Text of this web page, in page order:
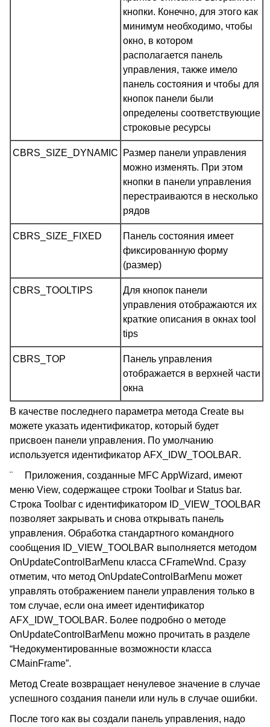
кнопки. Конечно, для этого как
минимум необходимо, чтобы
окно, в котором
располагается панель
управления, также имело
панель состояния и чтобы для
кнопок панели были
определены соответствующие
строковые ресурсы
CBRS_SIZE_DYNAMIC
Размер панели управления
можно изменять. При этом
кнопки в панели управления
перестраиваются в несколько
рядов
CBRS_SIZE_FIXED
Панель состояния имеет
фиксированную форму
(размер)
CBRS_TOOLTIPS
Для кнопок панели
управления отображаются их
краткие описания в окнах tool
tips
CBRS_TOP
Панель управления
отображается в верхней части
окна
В качестве последнего параметра метода Create вы
можете указать идентификатор, который будет
присвоен панели управления. По умолчанию
используется идентификатор AFX_IDW_TOOLBAR.
¨ Приложения, созданные MFC AppWizard, имеют
меню View, содержащее строки Toolbar и Status bar.
Строка Toolbar с идентификатором ID_VIEW_TOOLBAR
позволяет закрывать и снова открывать панель
управления. Обработка стандартного командного
сообщения ID_VIEW_TOOLBAR выполняется методом
OnUpdateControlBarMenu класса CFrameWnd. Сразу
отметим, что метод OnUpdateControlBarMenu может
управлять отображением панели управления только в
том случае, если она имеет идентификатор
AFX_IDW_TOOLBAR. Более подробно о методе
OnUpdateControlBarMenu можно прочитать в разделе
“Недокументированные возможности класса
CMainFrame”.
Метод Create возвращает ненулевое значение в случае
успешного создания панели или нуль в случае ошибки.
После того как вы создали панель управления, надо